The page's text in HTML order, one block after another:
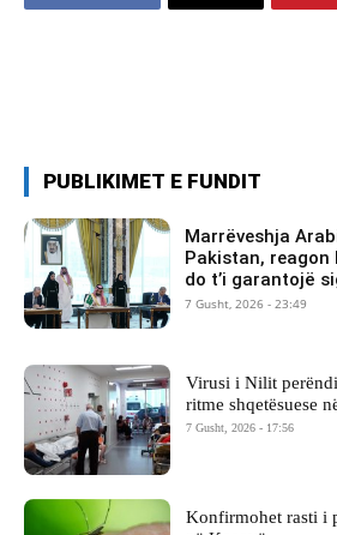
PUBLIKIMET E FUNDIT
Marrëveshja
Pakistan, reagon
do t’i garantojë
7 Gusht, 2026 - 23:49
Virusi i Nilit
ritme shqetësuese
7 Gusht, 2026 - 17:56
Konfirmohet rasti i